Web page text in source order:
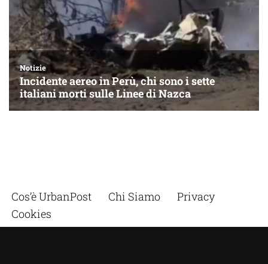
Cos’è UrbanPost Chi Siamo
Privacy
Cookies